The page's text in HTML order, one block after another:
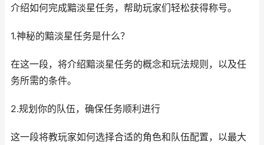
介绍如何完成黯淡星任务，帮助玩家们轻松获得称号。
1.神秘的黯淡星任务是什么？
在这一段，将介绍黯淡星任务的概念和玩法规则，以及任
务所需的条件。
2.规划你的队伍，确保任务顺利进行
这一段将教玩家如何选择合适的角色和队伍配置，以最大